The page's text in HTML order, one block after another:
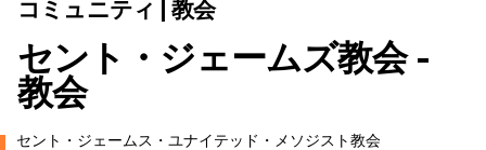
コミュニティ | 教会
セント・ジェームズ教会 -
教会
セント・ジェームス・ユナイテッド・メソジスト教会